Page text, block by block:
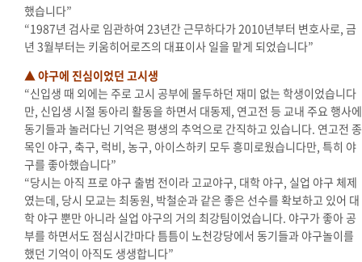
했습니다”
“1987년 검사로 임관하여 23년간 근무하다가 2010년부터 변호사로, 금
년 3월부터는 키움히어로즈의 대표이사 일을 맡게 되었습니다”
▲ 야구에 진심이었던 고시생
“신입생 때 외에는 주로 고시 공부에 몰두하던 재미 없는 학생이었습니다
만, 신입생 시절 동아리 활동을 하면서 대동제, 연고전 등 교내 주요 행사에
동기들과 놀러다닌 기억은 평생의 추억으로 간직하고 있습니다. 연고전 종
목인 야구, 축구, 럭비, 농구, 아이스하키 모두 흥미로웠습니다만, 특히 야
구를 좋아했습니다”
“당시는 아직 프로 야구 출범 전이라 고교야구, 대학 야구, 실업 야구 체제
였는데, 당시 모교는 최동원, 박철순과 같은 좋은 선수를 확보하고 있어 대
학 야구 뿐만 아니라 실업 야구의 거의 최강팀이었습니다. 야구가 좋아 공
부를 하면서도 점심시간마다 틈틈이 노천강당에서 동기들과 야구놀이를
했던 기억이 아직도 생생합니다”